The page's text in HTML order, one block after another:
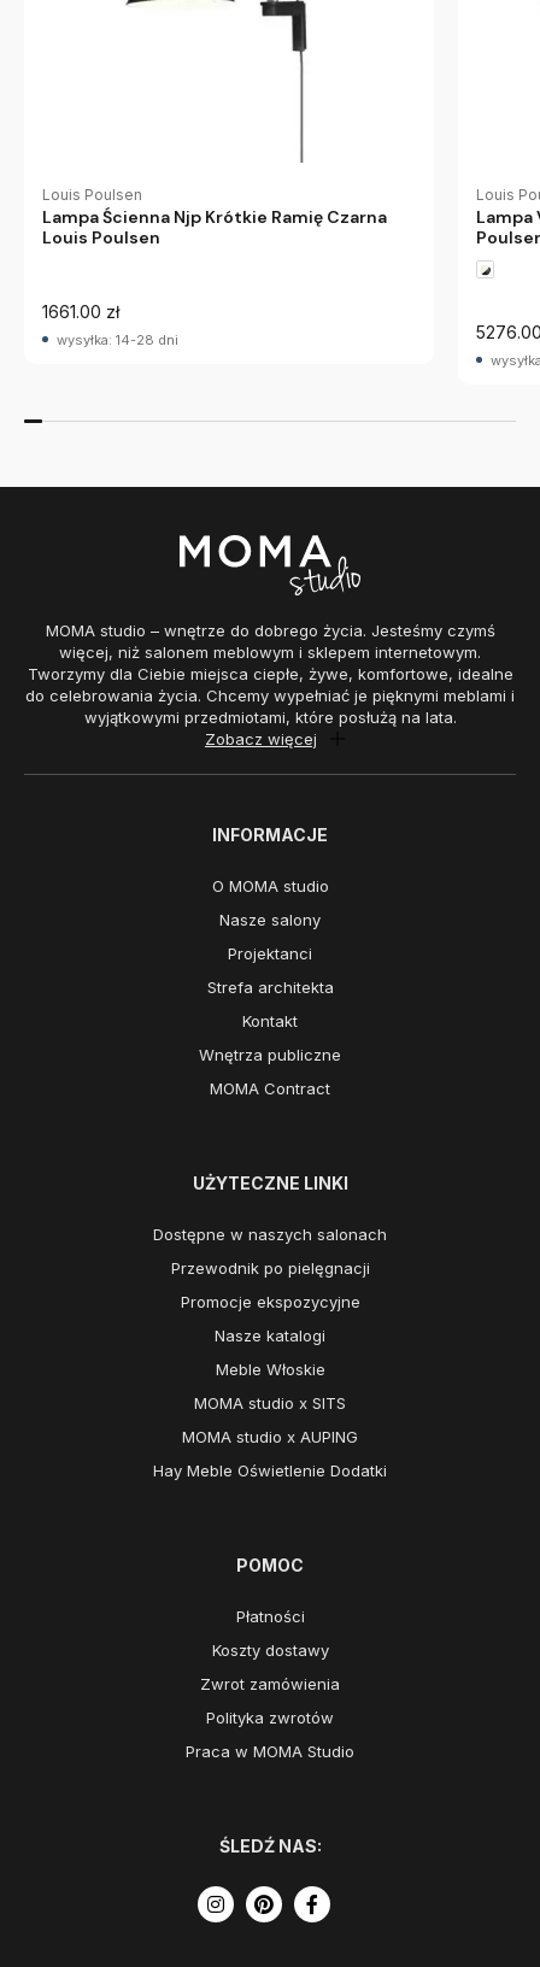
Louis Poulsen
Lampa Ścienna Njp Krótkie Ramię Czarna
Louis Poulsen
1661.00 zł
wysyłka: 14-28 dni
Louis
Lampa
MOMA studio – wnętrze do dobrego życia. Jesteśmy czymś
więcej, niż salonem meblowym i sklepem internetowym.
Tworzymy dla Ciebie miejsca ciepłe, żywe, komfortowe, idealne
do celebrowania życia. Chcemy wypełniać je pięknymi meblami i
wyjątkowymi przedmiotami, które posłużą na lata.
Zobacz więcej
INFORMACJE
O MOMA studio
Nasze salony
Projektanci
Strefa architekta
Kontakt
Wnętrza publiczne
MOMA Contract
UŻYTECZNE LINKI
Dostępne w naszych salonach
Przewodnik po pielęgnacji
Promocje ekspozycyjne
Nasze katalogi
Meble Włoskie
MOMA studio x SITS
MOMA studio x AUPING
Hay Meble Oświetlenie Dodatki
POMOC
Płatności
Koszty dostawy
Zwrot zamówienia
Polityka zwrotów
Praca w MOMA Studio
ŚLEDŹ NAS: